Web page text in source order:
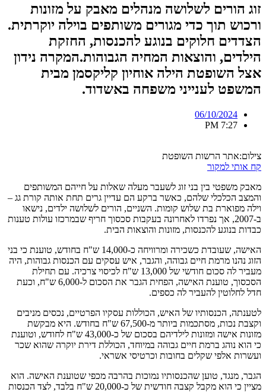
זוג הורים לשלושה מנהלים מאבק על מזונות
ורכוש תוך כדי מגורים משותפים בוילה יוקרתית.
הצדדים חלוקים בנוגע להכנסות, החזקת
הילדים, והוצאות המחיה הגבוהות.המקרה נידון
אצל השופטת הילה אוחיון קליקסמן מבית
המשפט לענייני משפחה באשדוד.
06/10/2024
7:27 PM
צילום:אתר הרשות השופטת
קח אותי למקור
מאבק משפטי בין בני זוג לשעבר מעלה שאלות על חייהם המשותפים
והמצב הכלכלי שלהם, כאשר ברקע הם עדיין גרים תחת אותה קורת גג –
וילה מפוארת בת שלוש קומות. השניים, הורים לשלושה ילדים, נישאו
ב-2007, אך נפרדו לאחרונה בעקבות סכסוך חריף שבמרכזו עולות טענות
כבדות בנוגע להכנסות, מזונות והוצאות הבית.
האישה, שעובדת כשכירה ומרוויחה כ-14,000 ש"ח בחודש, טוענת כי בני
הזוג נהנו מרמת חיים גבוהה, והגבר, איש עסקים עם הכנסות גבוהות, היה
מעביר לה סכום חודשי של 13,000 ש"ח לכיסוי צרכיה. עם תחילת
הסכסוך, טוענת האישה, הפחית הגבר את הסכום ל-6,000 ש"ח, וכעת
חדל לחלוטין להעביר לה כספים.
לטענתה, הכנסותיו של האיש, הכוללות עסקיו הפרטיים, נכסים מניבים
וקצבת נכות, מסתכמות ביותר מ-67,500 ש"ח בחודש. היא מבקשת
מזונות אישה ומזונות לילדיהם בסכום של כ-43,000 ש"ח לחודש, וטוענת
כי הוא נוהג ברמת חיים גבוהה במיוחד, הכוללת דירת יוקרה שהוא שכר
ועשרות אלפי שקלים בחובות וכרטיסי אשראי.
הגבר, מנגד, טוען שהכנסותיו נמוכות בהרבה מכפי שטוענת האישה. הוא
מציין כי הוא מקבל קצבה חודשית של כ-20,000 ש"ח בלבד, לצד הכנסות